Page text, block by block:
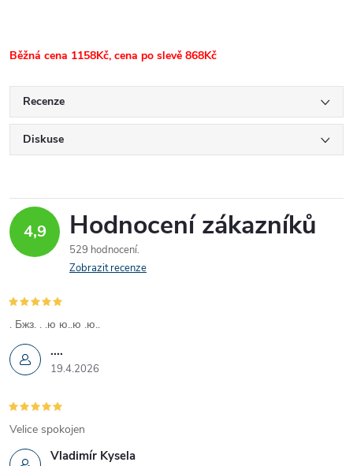
Běžná cena 1158Kč, cena po slevě 868Kč
Recenze
Diskuse
4,9 Hodnocení zákazníků
529 hodnocení
Zobrazit recenze
....
19.4.2026
. Бжз. . .ю ю..ю .ю..
Vladimír Kysela
Velice spokojen